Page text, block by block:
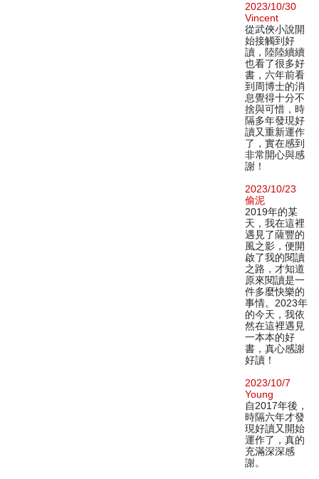
2023/10/30
Vincent
從武俠小說開
始接觸到好
讀，陸陸續續
也看了很多好
書，六年前看
到周博士的消
息覺得十分不
捨與可惜，時
隔多年發現好
讀又重新運作
了，實在感到
非常開心與感
謝！
2023/10/23
偷泥
2019年的某
天，我在這裡
遇見了薩豐的
風之影，便開
啟了我的閱讀
之路，才知道
原來閱讀是一
件多麼快樂的
事情。2023年
的今天，我依
然在這裡遇見
一本本的好
書，真心感謝
好讀！
2023/10/7
Young
自2017年後，
時隔六年才發
現好讀又開始
運作了，真的
充滿深深感
謝。